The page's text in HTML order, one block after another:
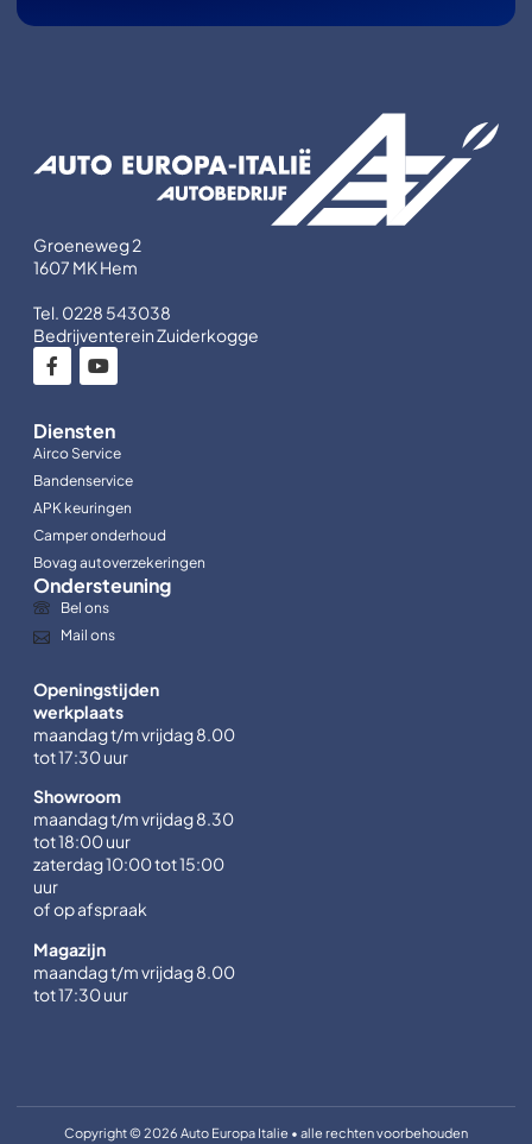
Groeneweg 2
1607 MK Hem
Tel. 0228 543038
Bedrijventerein Zuiderkogge
Diensten
Airco Service
Bandenservice
APK keuringen
Camper onderhoud
Bovag autoverzekeringen
Ondersteuning
Bel ons
Mail ons
Openingstijden
werkplaats
maandag t/m vrijdag 8.00
tot 17:30 uur
Showroom
maandag t/m vrijdag 8.30
tot 18:00 uur
zaterdag 10:00 tot 15:00
uur
of op afspraak
Magazijn
maandag t/m vrijdag 8.00
tot 17:30 uur
Copyright © 2026 Auto Europa Italie • alle rechten voorbehouden